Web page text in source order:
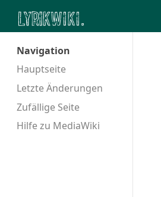
Navigation
Hauptseite
Letzte Änderungen
Zufällige Seite
Hilfe zu MediaWiki